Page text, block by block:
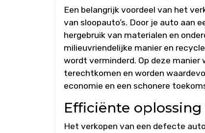
Een belangrijk voordeel van het
van sloopauto’s. Door je auto aan
hergebruik van materialen en
milieuvriendelijke manier en
wordt verminderd. Op deze
terechtkomen en worden
economie en een schonere
Efficiënte
Het verkopen van een defecte